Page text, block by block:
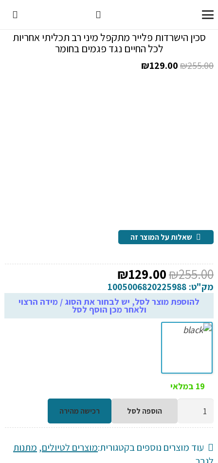
סכין הישרדות פלייר מתקפל מיני רב תכליתי אחריות
לכל החיים נגד פגמים בחומר
₪255.00
המחיר ₪129.00
שאלות על המוצר זה
₪255.00 המחיר
המקורי
היה:
₪255.00.
₪129.00
הנוכחי
הוא:
₪129.00.
מק"ט: 1005006820225988
להוספת מוצר לסל, יש לבחור את הסוג / מידה הרצוי
ולאחר מכן הוסף לסל
19 במלאי
הישרדות
פלייר
הוספה לסל רכישה מהירה
עוד מוצרים נוספים בקטגורית:מוצרים לטיולים, מתנות